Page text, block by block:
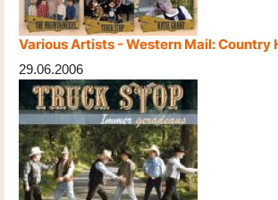
Various Artists - Western Mail: Country
29.06.2006